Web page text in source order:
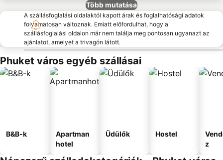
Több mutatása
A szállásfoglalási oldalaktól kapott árak és foglalhatósági adatok
folyamatosan változnak. Emiatt előfordulhat, hogy a
szállásfoglalási oldalon már nem találja meg pontosan ugyanazt az
ajánlatot, amelyet a trivagón látott.
Phuket város egyéb szállásai
B&B-k
Apartman
hotel
Üdülők Hostel
z